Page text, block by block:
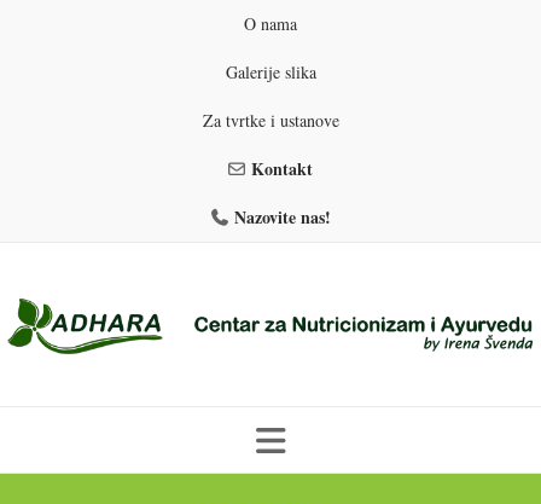
O nama
Galerije slika
Za tvrtke i ustanove
Kontakt
Nazovite nas!